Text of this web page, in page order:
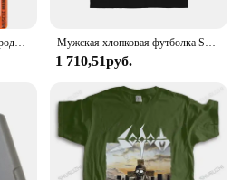
Модель автомобиля Лидер продаж 2024J, оригинальная игрушка-Устранитель кугара 69 Mercury для мальчиков, модель автомобиля из сплава под давлением 1/64, подарок на день рождения Мужская хлопковая футболка Sodom, летняя футболка в стиле ретро с изображением победителя из немецкой скорости и сериала
1 710,51руб.